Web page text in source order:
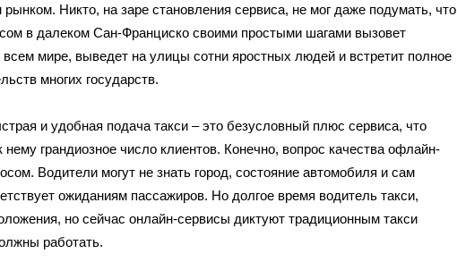
Никто, на заре становления сервиса, не мог даже подумать, что
в далеком Сан-Франциско своими простыми шагами вызовет
всем мире, выведет на улицы сотни яростных людей и встретит полное
многих государств.
и удобная подача такси – это безусловный плюс сервиса, что
грандиозное число клиентов. Конечно, вопрос качества офлайн-
Водители могут не знать город, состояние автомобиля и сам
ожиданиям пассажиров. Но долгое время водитель такси,
но сейчас онлайн-сервисы диктуют традиционным такси
работать.